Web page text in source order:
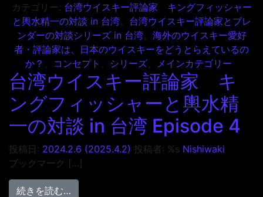
カテゴリー: 台湾ウイスキー評論家 キングフィッシャー
と輿水精一の対談 in 台湾、 台湾ウイスキー評論家とブレ
ンダーの対談シリーズ in 台湾、 海外のウイスキー愛好
者・評論家は、日本のウイスキーをどうとらえているの
か？ 、 コンセプト 、 シリーズ、 メインカテゴリー
台湾ウイスキー評論家 キ
ングフィッシャーと輿水精
一の対談 in 台湾 Episode 4
投稿日: 2024.2.6 (2025.4.2) 投稿者: %s Nishiwaki
ブックマーク […]
続きを読む…